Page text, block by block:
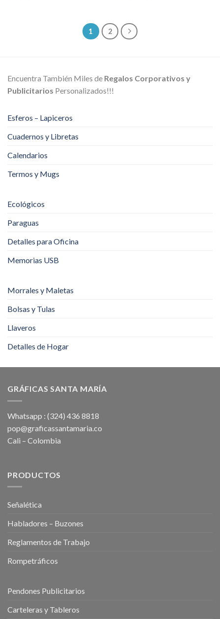
1 2
Encuentra También Miles de Regalos Corporativos y
Publicitarios Personalizados!!!
Esferos – Lapiceros
Cuadernos y Libretas
Calendarios
Termos y Mugs
Ecológicos
Paraguas
Detalles para Oficina
Memorias USB
Morrales y Maletas
Bolsas y Tulas
Llaveros
Detalles de Hogar
GRÁFICAS SANTA MARÍA
Whatsapp : (324) 436 8818
pop@graficassantamaria.co
Cali – Colombia
PRODUCTOS
Señalética
Habladores – Buzones
Reglamentos de Trabajo
Rompetráficos
Pendones Publicitarios
Carteleras y Tableros